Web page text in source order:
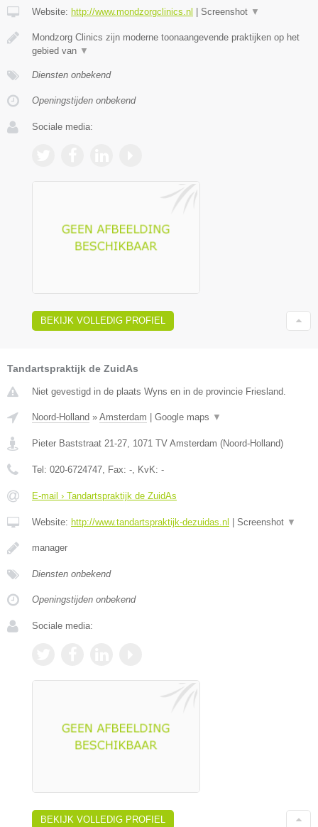
Website: http://www.mondzorgclinics.nl Screenshot ▼
Mondzorg Clinics zijn moderne toonaangevende praktijken op het
gebied van ▼
Diensten onbekend
Openingstijden onbekend
Sociale media:
BEKIJK VOLLEDIG PROFIEL
Tandartspraktijk de ZuidAs
Niet gevestigd in de plaats Wyns en in de provincie Friesland.
Noord-Holland » Amsterdam Google maps ▼
Pieter Baststraat 21-27 1071 TV Amsterdam (Noord-Holland)
Tel: 020-6724747 , Fax: - , KvK: -
E-mail › Tandartspraktijk de ZuidAs
Website: http://www.tandartspraktijk-dezuidas.nl Screenshot ▼
manager
Diensten onbekend
Openingstijden onbekend
Sociale media:
BEKIJK VOLLEDIG PROFIEL